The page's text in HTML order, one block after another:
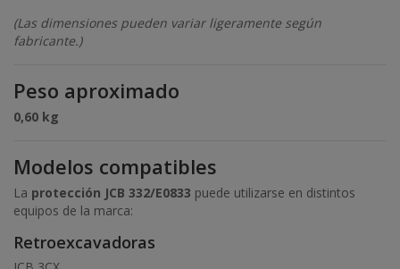
(Las dimensiones pueden variar ligeramente según
fabricante.)
Peso aproximado
0,60 kg
Modelos compatibles
La protección JCB 332/E0833 puede utilizarse en distintos
equipos de la marca:
Retroexcavadoras